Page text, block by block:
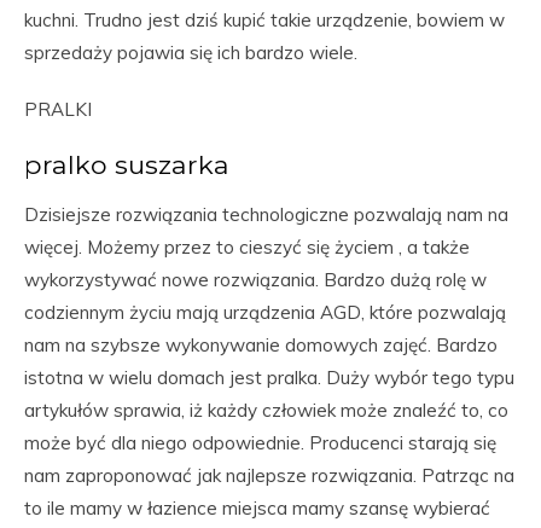
kuchni. Trudno jest dziś kupić takie urządzenie, bowiem w
sprzedaży pojawia się ich bardzo wiele.
PRALKI
pralko suszarka
Dzisiejsze rozwiązania technologiczne pozwalają nam na
więcej. Możemy przez to cieszyć się życiem , a także
wykorzystywać nowe rozwiązania. Bardzo dużą rolę w
codziennym życiu mają urządzenia AGD, które pozwalają
nam na szybsze wykonywanie domowych zajęć. Bardzo
istotna w wielu domach jest pralka. Duży wybór tego typu
artykułów sprawia, iż każdy człowiek może znaleźć to, co
może być dla niego odpowiednie. Producenci starają się
nam zaproponować jak najlepsze rozwiązania. Patrząc na
to ile mamy w łazience miejsca mamy szansę wybierać